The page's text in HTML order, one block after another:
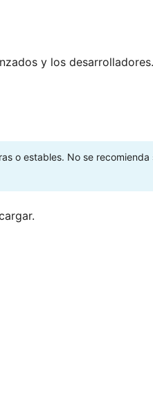
y los
o estables. No se recomienda